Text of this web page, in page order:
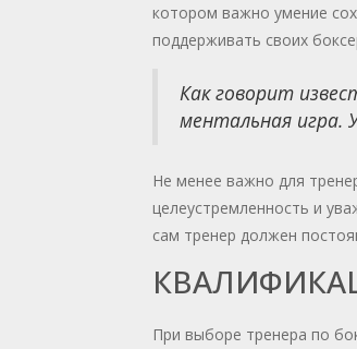
котором важно умение
поддерживать своих
Как говорит
ментальная игра.
Не менее важно для
целеустремленность и
сам тренер должен
При выборе тренера по